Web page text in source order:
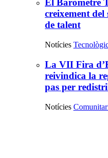
El Baròmetre
creixement del
de talent
Notícies
La VII Fira
reivindica la
pas per
Notícies